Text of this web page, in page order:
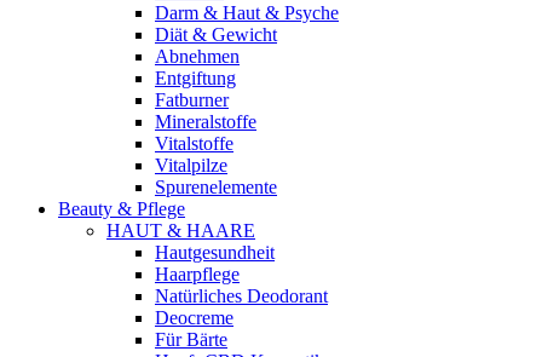
Darm & Haut & Psyche
Diät & Gewicht
Abnehmen
Entgiftung
Fatburner
Mineralstoffe
Vitalstoffe
Vitalpilze
Spurenelemente
Beauty & Pflege
HAUT & HAARE
Hautgesundheit
Haarpflege
Natürliches Deodorant
Deocreme
Für Bärte